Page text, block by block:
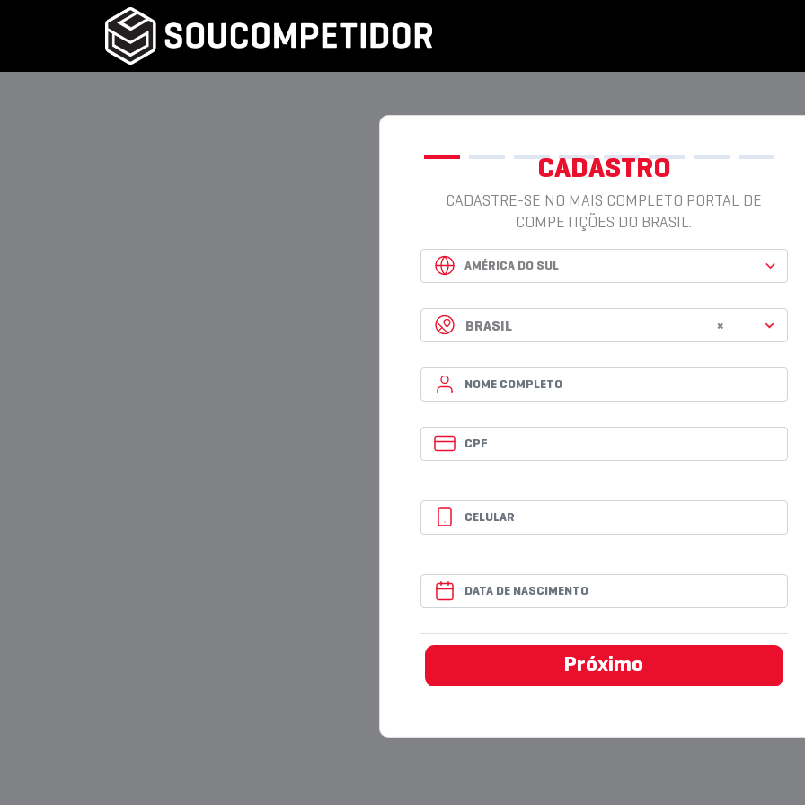
CADASTRO
CADASTRE-SE NO MAIS COMPLETO PORTAL DE
COMPETIÇÕES DO BRASIL.
×
BRASIL
Próximo